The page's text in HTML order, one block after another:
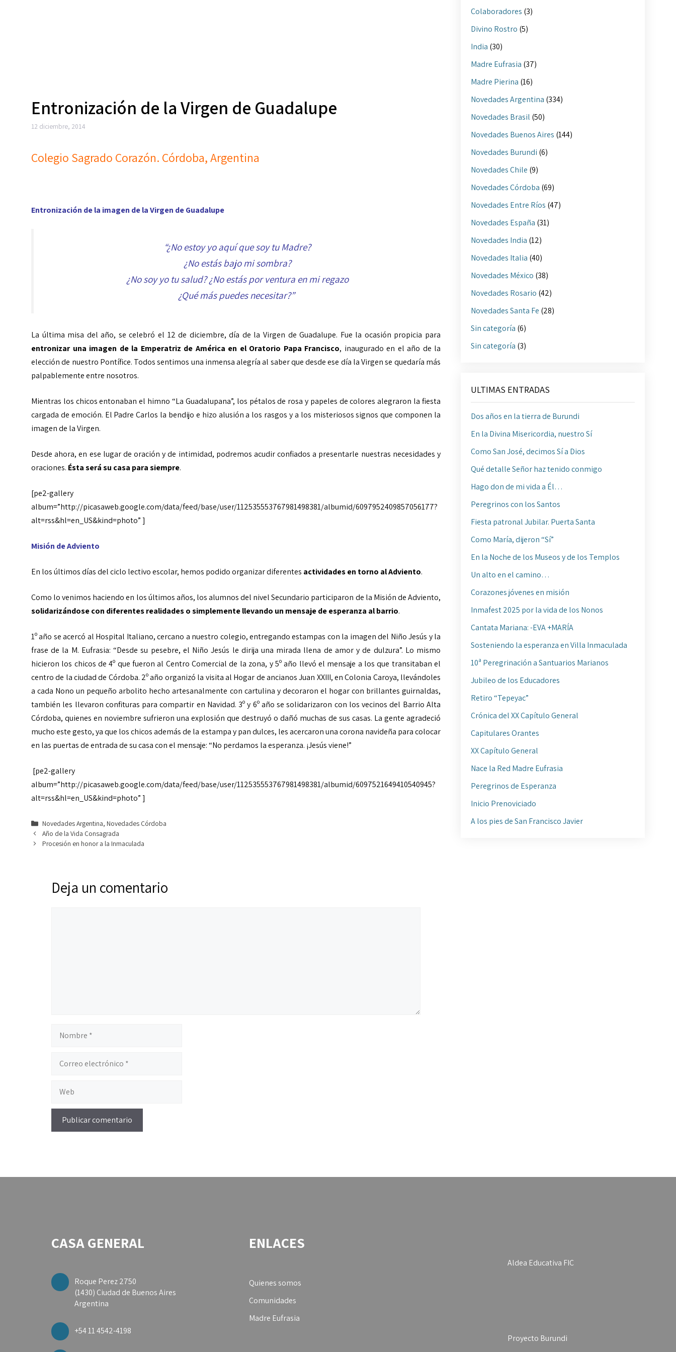
Entronización de la Virgen de Guadalupe
12 diciembre, 2014
Colegio Sagrado Corazón. Córdoba, Argentina
Entronización de la imagen de la Virgen de Guadalupe
“¿No estoy yo aquí que soy tu Madre?
¿No estás bajo mi sombra?
¿No soy yo tu salud? ¿No estás por ventura en mi regazo
¿Qué más puedes necesitar?”
La última misa del año, se celebró el 12 de diciembre, día de la Virgen de Guadalupe. Fue la ocasión propicia para
entronizar una imagen de la Emperatriz de América en el Oratorio Papa Francisco, inaugurado en el año de la
elección de nuestro Pontífice. Todos sentimos una inmensa alegría al saber que desde ese día la Virgen se quedaría más
palpablemente entre nosotros.
Mientras los chicos entonaban el himno “La Guadalupana”, los pétalos de rosa y papeles de colores alegraron la fiesta
cargada de emoción. El Padre Carlos la bendijo e hizo alusión a los rasgos y a los misteriosos signos que componen la
imagen de la Virgen.
Desde ahora, en ese lugar de oración y de intimidad, podremos acudir confiados a presentarle nuestras necesidades y
oraciones. Ésta será su casa para siempre.
[pe2-gallery
album=”http://picasaweb.google.com/data/feed/base/user/112535553767981498381/albumid/6097952409857056177?
alt=rss&hl=en_US&kind=photo” ]
Misión de Adviento
En los últimos días del ciclo lectivo escolar, hemos podido organizar diferentes actividades en torno al Adviento.
Como lo venimos haciendo en los últimos años, los alumnos del nivel Secundario participaron de la Misión de Adviento,
solidarizándose con diferentes realidades o simplemente llevando un mensaje de esperanza al barrio.
1º año se acercó al Hospital Italiano, cercano a nuestro colegio, entregando estampas con la imagen del Niño Jesús y la
frase de la M. Eufrasia: “Desde su pesebre, el Niño Jesús le dirija una mirada llena de amor y de dulzura”. Lo mismo
hicieron los chicos de 4º que fueron al Centro Comercial de la zona, y 5º año llevó el mensaje a los que transitaban el
centro de la ciudad de Córdoba. 2º año organizó la visita al Hogar de ancianos Juan XXIII, en Colonia Caroya, llevándoles
a cada Nono un pequeño arbolito hecho artesanalmente con cartulina y decoraron el hogar con brillantes guirnaldas,
también les llevaron confituras para compartir en Navidad. 3º y 6º año se solidarizaron con los vecinos del Barrio Alta
Córdoba, quienes en noviembre sufrieron una explosión que destruyó o dañó muchas de sus casas. La gente agradeció
mucho este gesto, ya que los chicos además de la estampa y pan dulces, les acercaron una corona navideña para colocar
en las puertas de entrada de su casa con el mensaje: “No perdamos la esperanza. ¡Jesús viene!”
[pe2-gallery
album=”http://picasaweb.google.com/data/feed/base/user/112535553767981498381/albumid/6097521649410540945?
alt=rss&hl=en_US&kind=photo” ]
Categorías
Novedades Argentina, Novedades Córdoba
Año de la Vida Consagrada
Procesión en honor a la Inmaculada
Deja un comentario
Nombre
Correo
Web
Colaboradores (3)
Divino Rostro (5)
India (30)
Madre Eufrasia (37)
Madre Pierina (16)
Novedades Argentina (334)
Novedades Brasil (50)
Novedades Buenos Aires (144)
Novedades Burundi (6)
Novedades Chile (9)
Novedades Córdoba (69)
Novedades Entre Ríos (47)
Novedades España (31)
Novedades India (12)
Novedades Italia (40)
Novedades México (38)
Novedades Rosario (42)
Novedades Santa Fe (28)
Sin categoría (6)
Sin categoría (3)
ULTIMAS ENTRADAS
Dos años en la tierra de Burundi
En la Divina Misericordia, nuestro Sí
Como San José, decimos Sí a Dios
Qué detalle Señor haz tenido conmigo
Hago don de mi vida a Él…
Peregrinos con los Santos
Fiesta patronal Jubilar. Puerta Santa
Como María, dijeron “Sí”
En la Noche de los Museos y de los Templos
Un alto en el camino…
Corazones jóvenes en misión
Inmafest 2025 por la vida de los Nonos
Cantata Mariana: -EVA +MARÍA
Sosteniendo la esperanza en Villa Inmaculada
10ª Peregrinación a Santuarios Marianos
Jubileo de los Educadores
Retiro “Tepeyac”
Crónica del XX Capítulo General
Capitulares Orantes
XX Capítulo General
Nace la Red Madre Eufrasia
Peregrinos de Esperanza
Inicio Prenoviciado
A los pies de San Francisco Javier
CASA GENERAL
Roque Perez 2750
(1430) Ciudad de Buenos Aires
Argentina
+54 11 4542-4198
ENLACES
Quienes somos
Comunidades
Madre Eufrasia
Aldea Educativa FIC
Proyecto Burundi